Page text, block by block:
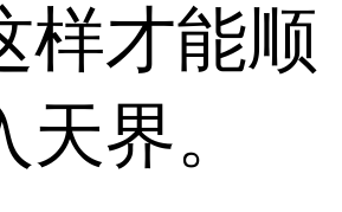
样才能顺
界。